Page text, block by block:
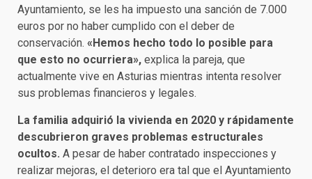
Ayuntamiento, se les ha impuesto una sanción de 7.000
euros por no haber cumplido con el deber de
conservación. «Hemos hecho todo lo posible para
que esto no ocurriera», explica la pareja, que
actualmente vive en Asturias mientras intenta resolver
sus problemas financieros y legales.
La familia adquirió la vivienda en 2020 y rápidamente
descubrieron graves problemas estructurales
ocultos. A pesar de haber contratado inspecciones y
realizar mejoras, el deterioro era tal que el Ayuntamiento